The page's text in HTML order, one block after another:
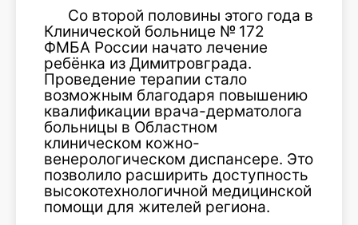
Со второй половины этого года в
Клинической больнице № 172
ФМБА России начато лечение
ребёнка из Димитровграда.
Проведение терапии стало
возможным благодаря повышению
квалификации врача-дерматолога
больницы в Областном
клиническом кожно-
венерологическом диспансере. Это
позволило расширить доступность
высокотехнологичной медицинской
помощи для жителей региона.